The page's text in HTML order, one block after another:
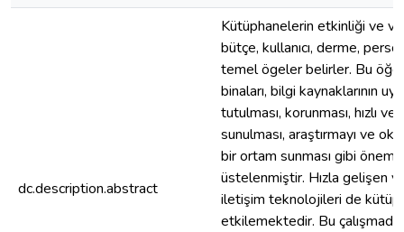
dc.description.abstract
Kütüphanelerin etkinliği ve
bütçe, kullanıcı, derme,
temel ögeler belirler. Bu
binaları, bilgi kaynaklarının
tutulması, korunması, hızlı
sunulması, araştırmayı ve
bir ortam sunması gibi
üstelenmiştir. Hızla gelişen
iletişim teknolojileri de
etkilemektedir. Bu